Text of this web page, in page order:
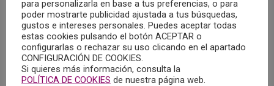
Los días 25, 26 y 27 de septiembre de 2024, tendrán lugar
en el Centro Cultural de Belém de Lisboa (Portugal), el XIII
Congreso Iberoamericano de Psicología y el VI Congreso
da Orden dos Psicólogos Portugueses.
para personalizarla en base a tus preferencias, o para
poder mostrarte publicidad ajustada a tus búsquedas,
gustos e intereses personales. Puedes aceptar todas
estas cookies pulsando el botón ACEPTAR o
configurarlas o rechazar su uso clicando en el apartado
CONFIGURACIÓN DE COOKIES.
Si quieres más información, consulta la
POLÍTICA DE COOKIES de nuestra página web.